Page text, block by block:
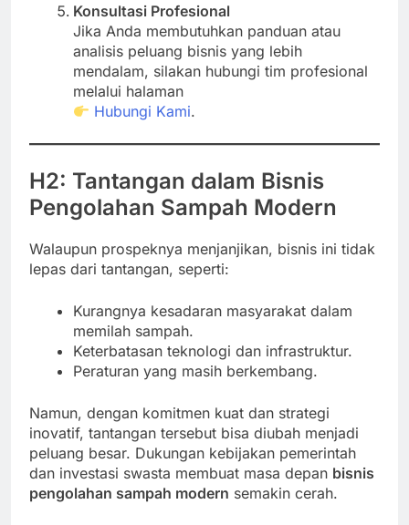
Konsultasi Profesional
Jika Anda membutuhkan panduan atau
analisis peluang bisnis yang lebih
mendalam, silakan hubungi tim profesional
melalui halaman
Hubungi Kami.
H2: Tantangan dalam Bisnis
Pengolahan Sampah Modern
Walaupun prospeknya menjanjikan, bisnis ini tidak
lepas dari tantangan, seperti:
Kurangnya kesadaran masyarakat dalam
memilah sampah.
Keterbatasan teknologi dan infrastruktur.
Peraturan yang masih berkembang.
Namun, dengan komitmen kuat dan strategi
inovatif, tantangan tersebut bisa diubah menjadi
peluang besar. Dukungan kebijakan pemerintah
dan investasi swasta membuat masa depan bisnis
pengolahan sampah modern semakin cerah.